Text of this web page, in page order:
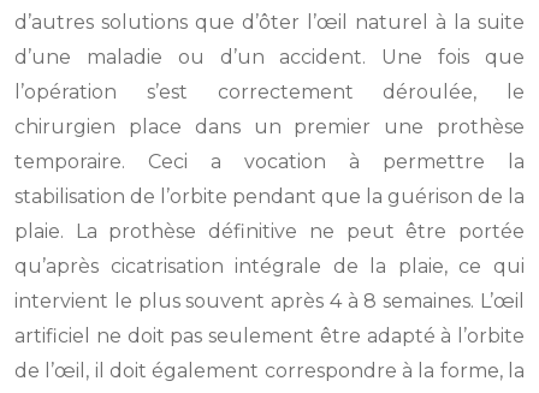
d’autres solutions que d’ôter l’œil naturel à la suite
d’une maladie ou d’un accident. Une fois que
l’opération s’est correctement déroulée, le
chirurgien place dans un premier une prothèse
temporaire. Ceci a vocation à permettre la
stabilisation de l’orbite pendant que la guérison de la
plaie. La prothèse définitive ne peut être portée
qu’après cicatrisation intégrale de la plaie, ce qui
intervient le plus souvent après 4 à 8 semaines. L’œil
artificiel ne doit pas seulement être adapté à l’orbite
de l’œil, il doit également correspondre à la forme, la